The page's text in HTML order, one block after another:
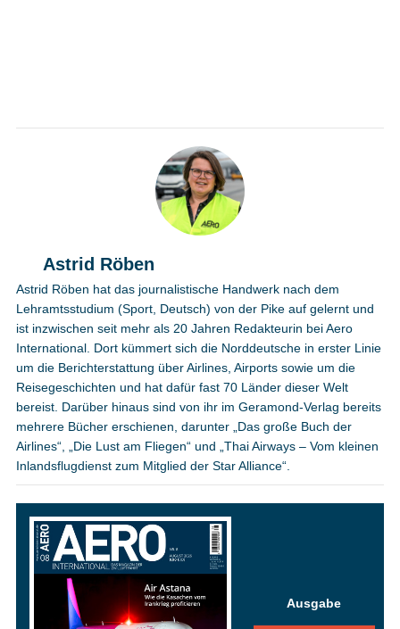
Astrid Röben
Astrid Röben hat das journalistische Handwerk nach dem
Lehramtsstudium (Sport, Deutsch) von der Pike auf gelernt und
ist inzwischen seit mehr als 20 Jahren Redakteurin bei Aero
International. Dort kümmert sich die Norddeutsche in erster Linie
um die Berichterstattung über Airlines, Airports sowie um die
Reisegeschichten und hat dafür fast 70 Länder dieser Welt
bereist. Darüber hinaus sind von ihr im Geramond-Verlag bereits
mehrere Bücher erschienen, darunter „Das große Buch der
Airlines“, „Die Lust am Fliegen“ und „Thai Airways – Vom kleinen
Inlandsflugdienst zum Mitglied der Star Alliance“.
Ausgabe